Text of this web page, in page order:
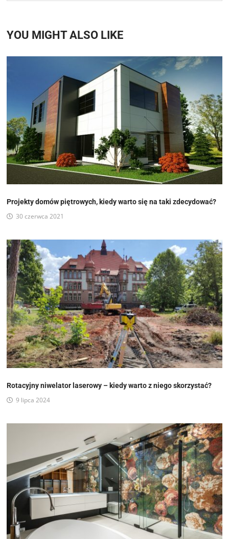
YOU MIGHT ALSO LIKE
Projekty domów piętrowych, kiedy warto się na taki zdecydować?
30 czerwca 2021
Rotacyjny niwelator laserowy – kiedy warto z niego skorzystać?
9 lipca 2024